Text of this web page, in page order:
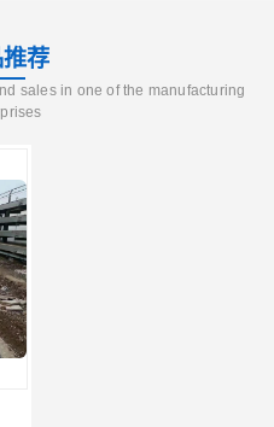
荐
sales in one of the manufacturing